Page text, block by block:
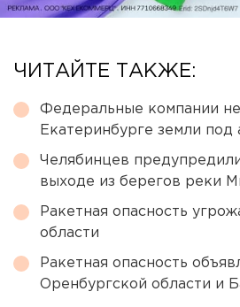
ЧИТАЙТЕ ТАКЖЕ:
Федеральные компании не
Екатеринбурге земли под
Челябинцев
выходе из берегов реки
Ракетная опасность
области
Ракетная опасность
Оренбургской области и